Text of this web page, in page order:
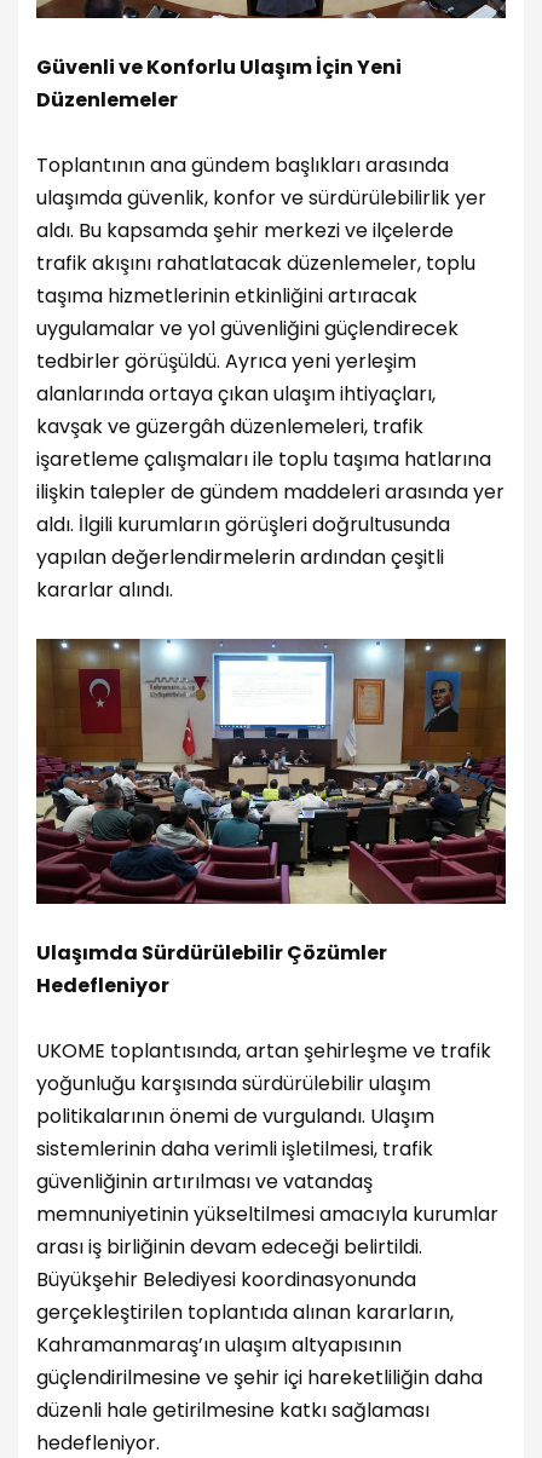
Güvenli ve Konforlu Ulaşım İçin Yeni
Düzenlemeler
Toplantının ana gündem başlıkları arasında
ulaşımda güvenlik, konfor ve sürdürülebilirlik yer
aldı. Bu kapsamda şehir merkezi ve ilçelerde
trafik akışını rahatlatacak düzenlemeler, toplu
taşıma hizmetlerinin etkinliğini artıracak
uygulamalar ve yol güvenliğini güçlendirecek
tedbirler görüşüldü. Ayrıca yeni yerleşim
alanlarında ortaya çıkan ulaşım ihtiyaçları,
kavşak ve güzergâh düzenlemeleri, trafik
işaretleme çalışmaları ile toplu taşıma hatlarına
ilişkin talepler de gündem maddeleri arasında yer
aldı. İlgili kurumların görüşleri doğrultusunda
yapılan değerlendirmelerin ardından çeşitli
kararlar alındı.
Ulaşımda Sürdürülebilir Çözümler
Hedefleniyor
UKOME toplantısında, artan şehirleşme ve trafik
yoğunluğu karşısında sürdürülebilir ulaşım
politikalarının önemi de vurgulandı. Ulaşım
sistemlerinin daha verimli işletilmesi, trafik
güvenliğinin artırılması ve vatandaş
memnuniyetinin yükseltilmesi amacıyla kurumlar
arası iş birliğinin devam edeceği belirtildi.
Büyükşehir Belediyesi koordinasyonunda
gerçekleştirilen toplantıda alınan kararların,
Kahramanmaraş’ın ulaşım altyapısının
güçlendirilmesine ve şehir içi hareketliliğin daha
düzenli hale getirilmesine katkı sağlaması
hedefleniyor.